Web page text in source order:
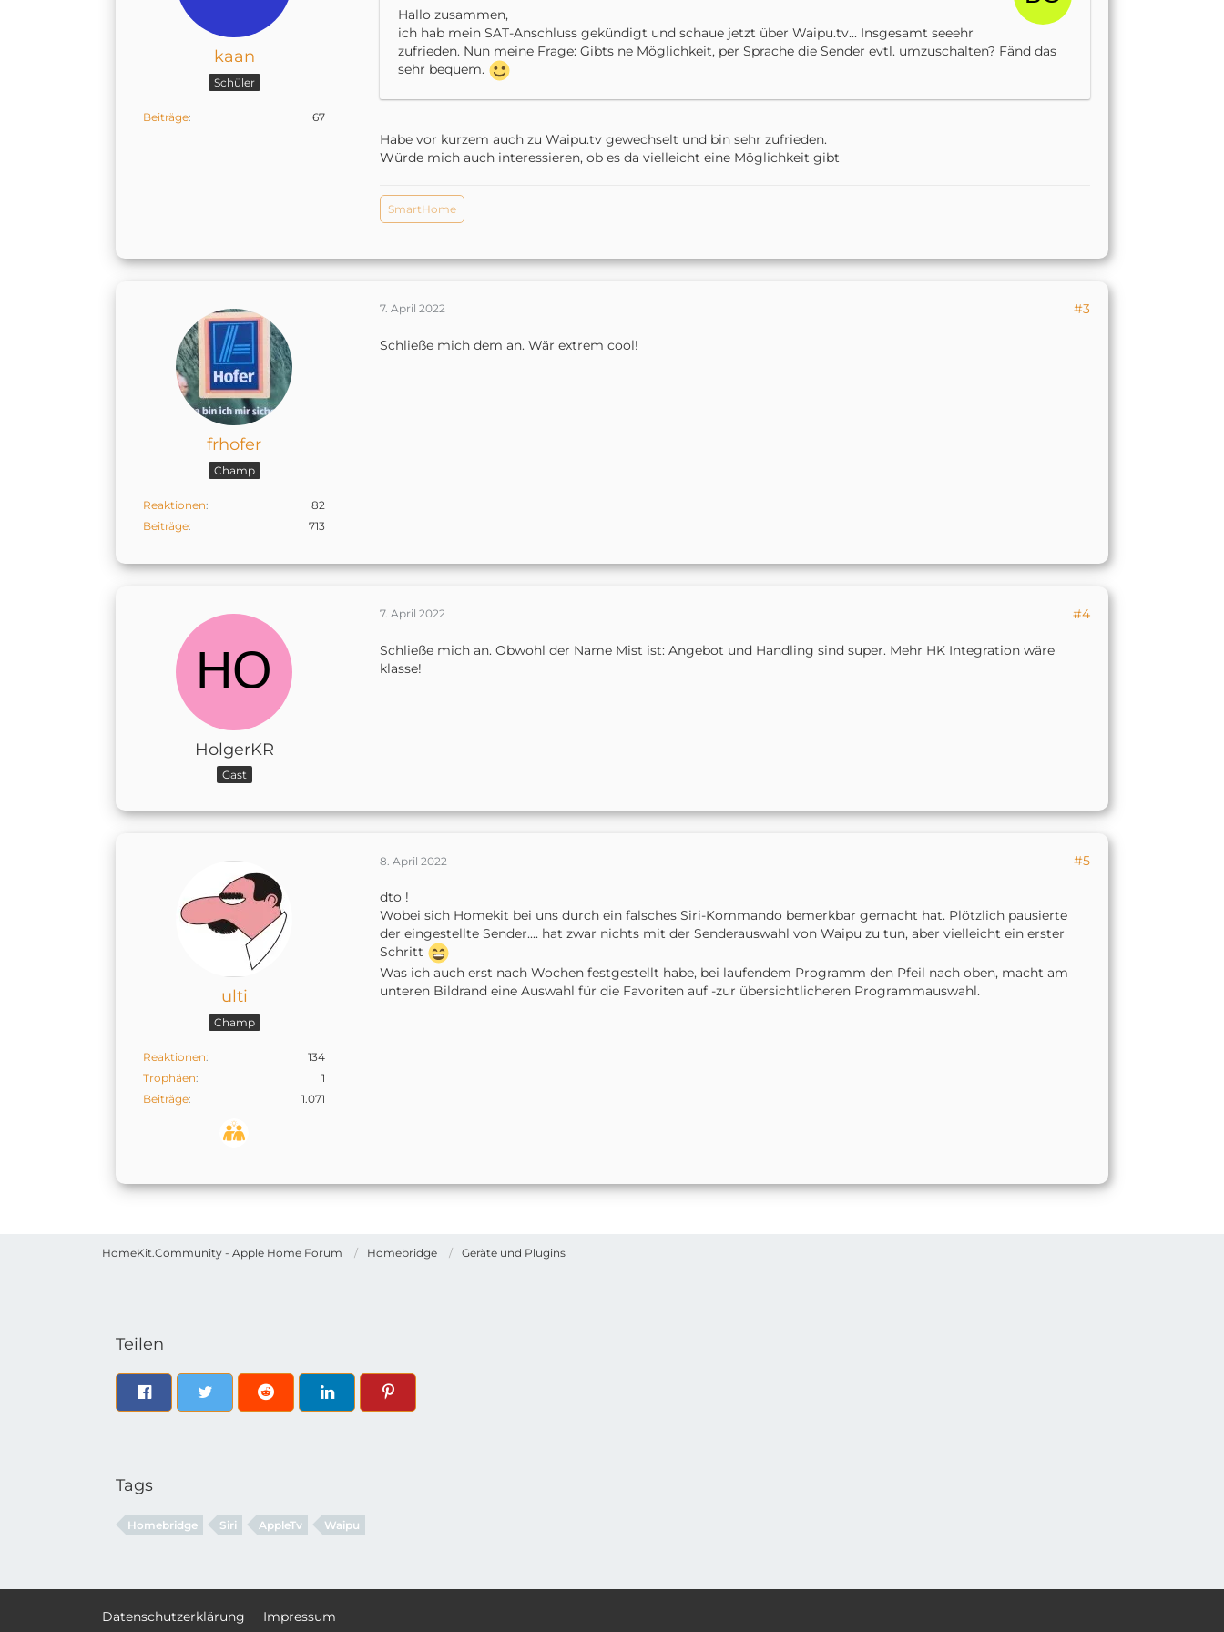
HomeKit.Community - Apple Home Forum Homebridge Geräte und Plugins
kaan
Schüler
Beiträge 67
Hallo zusammen,
ich hab mein SAT-Anschluss gekündigt und schaue jetzt über Waipu.tv... Insgesamt seeehr
zufrieden. Nun meine Frage: Gibts ne Möglichkeit, per Sprache die Sender evtl. umzuschalten? Fänd das
sehr bequem.
Habe vor kurzem auch zu Waipu.tv gewechselt und bin sehr zufrieden.
Würde mich auch interessieren, ob es da vielleicht eine Möglichkeit gibt
SmartHome
frhofer
Champ
Reaktionen
82
Beiträge
713
7. April 2022 #3
Schließe mich dem an. Wär extrem cool!
HolgerKR
Gast
7. April 2022 #4
Schließe mich an. Obwohl der Name Mist ist: Angebot und Handling sind super. Mehr HK Integration wäre
klasse!
ulti
Champ
Reaktionen
134
Trophäen
1
Beiträge
1.071
8. April 2022 #5
dto !
Wobei sich Homekit bei uns durch ein falsches Siri-Kommando bemerkbar gemacht hat. Plötzlich pausierte
der eingestellte Sender.... hat zwar nichts mit der Senderauswahl von Waipu zu tun, aber vielleicht ein erster
Schritt
Was ich auch erst nach Wochen festgestellt habe, bei laufendem Programm den Pfeil nach oben, macht am
unteren Bildrand eine Auswahl für die Favoriten auf -zur übersichtlicheren Programmauswahl.
Teilen
Tags
Homebridge Siri AppleTv Waipu
Datenschutzerklärung Impressum